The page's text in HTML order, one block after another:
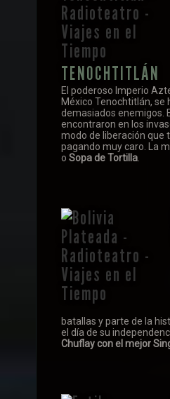
TENOCHTITLÁN
El poderoso Imperio
México Tenochtitlán, se
demasiados enemigos.
encontraron en los
modo de liberación que
pagando muy caro. La
oSopa de Tortilla
batallas y parte de la
el día de su
Chuflay con el mejor